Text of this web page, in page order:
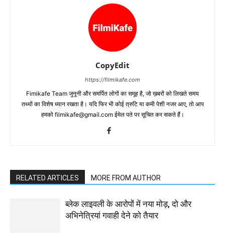
CopyEdit
https://filmikafe.com
Fimikafe Team जुनूनी और समर्पित लोगों का समूह है, जो ख़बरों को लिखते समय
तथ्‍यों का विशेष ध्‍यान रखता है। यदि फिर भी कोई त्रुटि या कमी पेशी नजर आए, तो आप
हमको filmikafe@gmail.com ईमेल पते पर सूचित कर सकते हैं।
RELATED ARTICLES MORE FROM AUTHOR
ब्लेक लाइवली के आरोपों में नया मोड़, दो और
अभिनेत्रियां गवाही देने को तैयार